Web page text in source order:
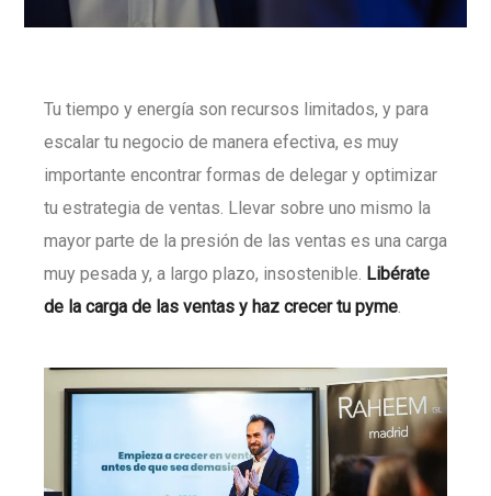
Tu tiempo y energía son recursos limitados, y para
escalar tu negocio de manera efectiva, es muy
importante encontrar formas de delegar y optimizar
tu estrategia de ventas. Llevar sobre uno mismo la
mayor parte de la presión de las ventas es una carga
muy pesada y, a largo plazo, insostenible. Libérate
de la carga de las ventas y haz crecer tu pyme.